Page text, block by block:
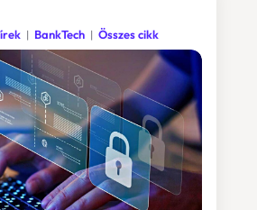
BankTech Összes cikk